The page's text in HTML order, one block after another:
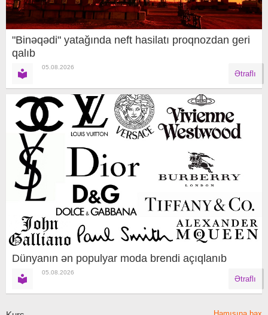
"Binəqədi" yatağında neft hasilatı proqnozdan geri
qalıb
05.08.2026
Ətraflı
Dünyanın ən populyar moda brendi açıqlanıb
05.08.2026
Ətraflı